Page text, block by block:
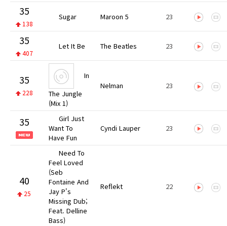
35
138
Sugar Maroon 5 23
35
407
Let It Be The Beatles 23
35
228
In
The Jungle
(Mix 1)
Nelman 23
35
Girl Just
Want To
Have Fun
Cyndi Lauper 23
40
25
Need To
Feel Loved
(Seb
Fontaine And
Jay P's
Missing Dub;
Feat. Delline
Bass)
Reflekt 22